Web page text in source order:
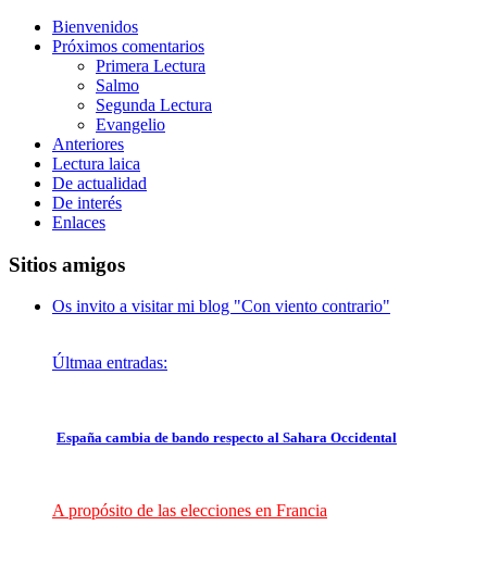
Bienvenidos
Próximos comentarios
Primera Lectura
Salmo
Segunda Lectura
Evangelio
Anteriores
Lectura laica
De actualidad
De interés
Enlaces
Sitios amigos
Os invito a visitar mi blog "Con viento contrario"
Últmaa entradas:
España cambia de bando respecto al Sahara Occidental
A propósito de las elecciones en Francia